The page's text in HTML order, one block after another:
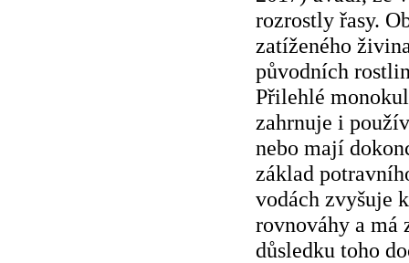
rozrostly řasy.
zatíženého
původních
Přilehlé
zahrnuje i
nebo mají
základ
vodách zvyšuje
rovnováhy a má
důsledku toho